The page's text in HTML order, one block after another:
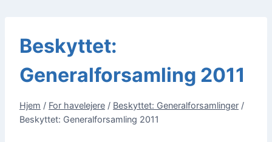
Beskyttet:
Generalforsamling 2011
Hjem / For havelejere / Beskyttet: Generalforsamlinger /
Beskyttet: Generalforsamling 2011